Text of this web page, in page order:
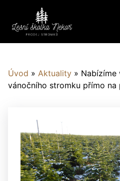
Úvod » Aktuality » Nabízíme
vánočního stromku přímo na